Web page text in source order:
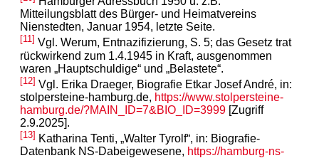
Mitteilungsblatt des Bürger- und Heimatvereins
Nienstedten, Januar 1954, letzte Seite.
[11] Vgl. Werum, Entnazifizierung, S. 5; das Gesetz trat
rückwirkend zum 1.4.1945 in Kraft, ausgenommen
waren „Hauptschuldige“ und „Belastete“.
[12] Vgl. Erika Draeger, Biografie Etkar Josef André, in:
stolpersteine-hamburg.de, https://www.stolpersteine-
hamburg.de/?MAIN_ID=7&BIO_ID=3999 [Zugriff
2.9.2025].
[13] Katharina Tenti, „Walter Tyrolf“, in: Biografie-
Datenbank NS-Dabeigewesene, https://hamburg-ns-